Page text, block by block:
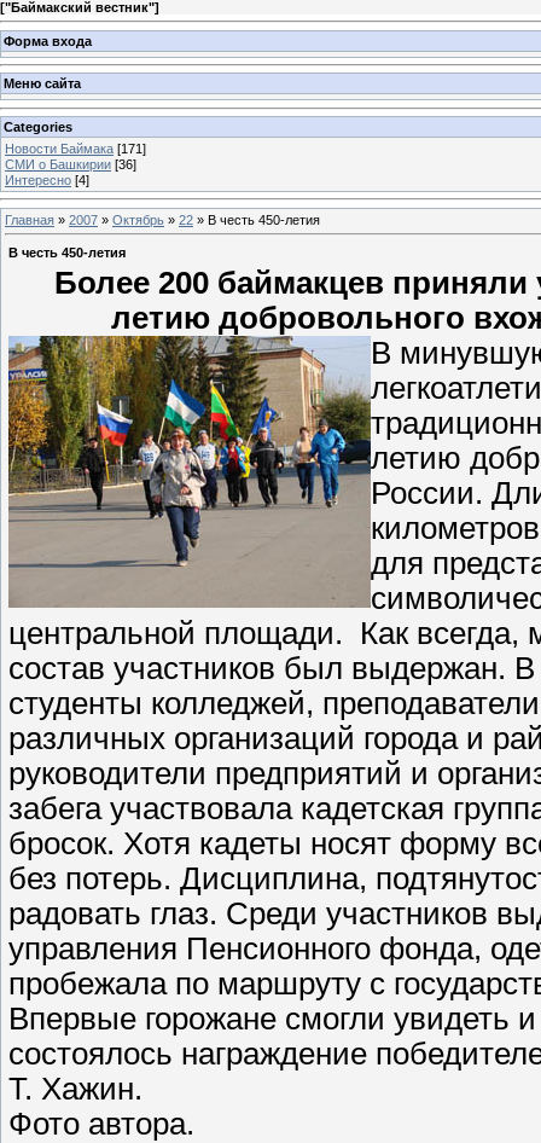
["Баймакский вестник"]
Форма входа
Меню сайта
Categories
Новости Баймака [171]
СМИ о Башкирии [36]
Интересно [4]
Главная » 2007 » Октябрь » 22 » В честь 450-летия
В честь 450-летия
Более 200 баймакцев
летию добровольного
В
летию
России.
для
центральной площади. Как всегда,
состав участников был выдержан.
студенты колледжей,
различных организаций города и
руководители предприятий и
забега участвовала кадетская
бросок. Хотя кадеты носят форму
без потерь. Дисциплина,
радовать глаз. Среди участников
управления Пенсионного фонда,
пробежала по маршруту с
Впервые горожане смогли
состоялось награждение
Т. Хажин.
Фото автора.